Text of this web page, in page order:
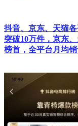
抖音、京东、天猫
突破10万件，京东
榜首，全平台月均